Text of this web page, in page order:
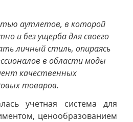
аутлетов, в которой
и без ущерба для своего
личный стиль, опираясь
в области моды
качественных
товаров.
учетная система для
ценообразованием